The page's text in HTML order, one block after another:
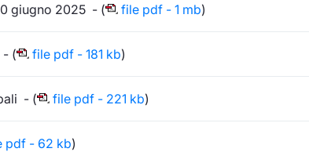
giugno 2025 - ( file pdf - 1 mb)
- ( file pdf - 181 kb)
- ( file pdf - 221 kb)
pdf - 62 kb)